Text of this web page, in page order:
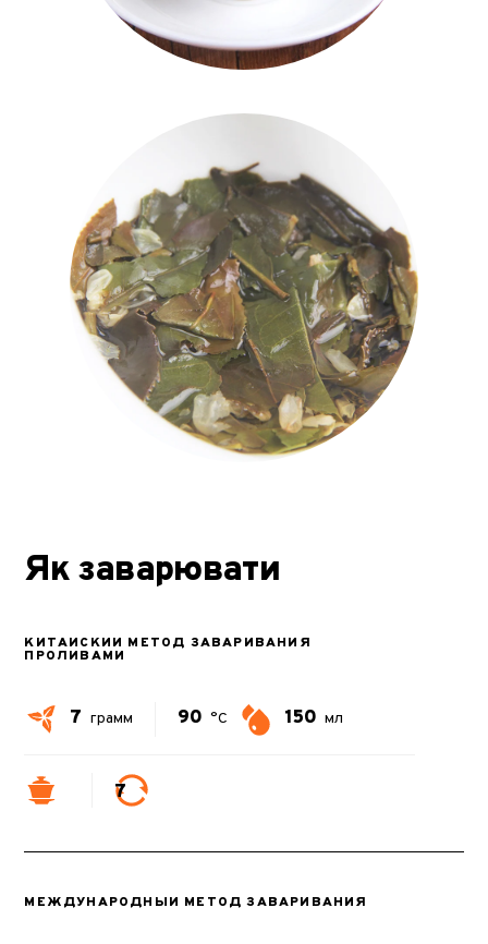
Як заварювати
КИТАЙСКИЙ МЕТОД ЗАВАРИВАНИЯ
ПРОЛИВАМИ
7 грамм 90 °C 150 мл
7
МЕЖДУНАРОДНЫЙ МЕТОД ЗАВАРИВАНИЯ